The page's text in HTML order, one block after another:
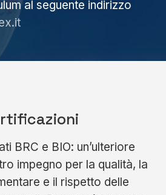
al seguente indirizzo
BRC e BIO: un’ulteriore
impegno per la qualità, la
e il rispetto delle